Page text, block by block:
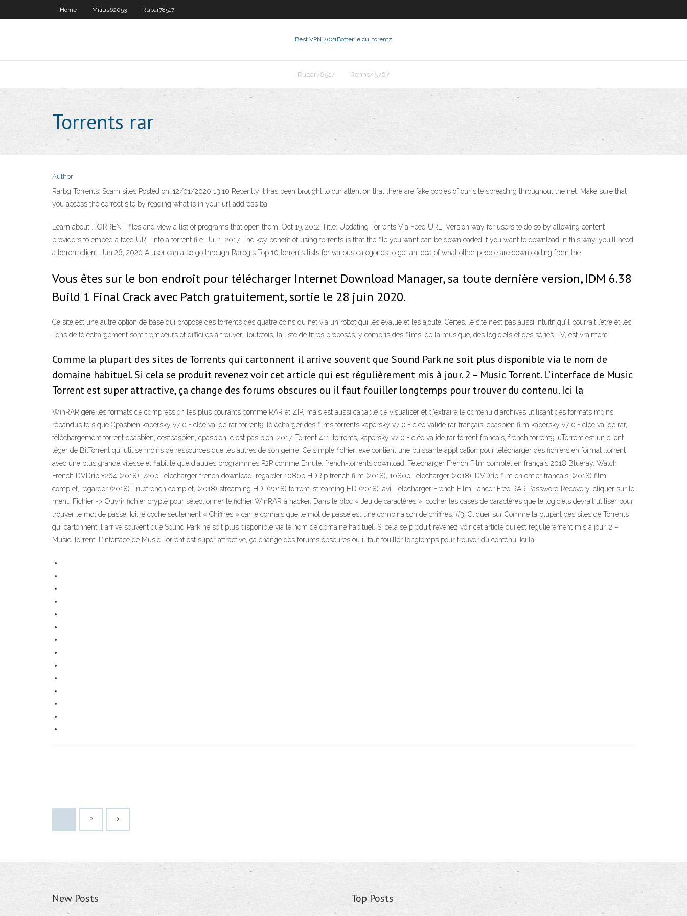
Home Milius62053 Rupar78517
Best VPN 2021Botter le cul torentz
Rupar78517 Renno45767
Torrents rar
Author
Rarbg Torrents: Scam sites Posted on: 12/01/2020 13:10 Recently it has been brought to our attention that there are fake copies of our site spreading throughout the net. Make sure that
you access the correct site by reading what is in your url address ba
Learn about .TORRENT files and view a list of programs that open them. Oct 19, 2012 Title: Updating Torrents Via Feed URL. Version way for users to do so by allowing content
providers to embed a feed URL into a torrent file. Jul 1, 2017 The key benefit of using torrents is that the file you want can be downloaded If you want to download in this way, you'll need
a torrent client. Jun 26, 2020 A user can also go through Rarbg's Top 10 torrents lists for various categories to get an idea of what other people are downloading from the
Vous êtes sur le bon endroit pour télécharger Internet Download Manager, sa toute dernière version, IDM 6.38
Build 1 Final Crack avec Patch gratuitement, sortie le 28 juin 2020.
Ce site est une autre option de base qui propose des torrents des quatre coins du net via un robot qui les évalue et les ajoute. Certes, le site n’est pas aussi intuitif qu’il pourrait l’être et les
liens de téléchargement sont trompeurs et difficiles à trouver. Toutefois, la liste de titres proposés, y compris des films, de la musique, des logiciels et des séries TV, est vraiment
Comme la plupart des sites de Torrents qui cartonnent il arrive souvent que Sound Park ne soit plus disponible via le nom de
domaine habituel. Si cela se produit revenez voir cet article qui est régulièrement mis à jour. 2 – Music Torrent. L’interface de Music
Torrent est super attractive, ça change des forums obscures ou il faut fouiller longtemps pour trouver du contenu. Ici la
WinRAR gère les formats de compression les plus courants comme RAR et ZIP, mais est aussi capable de visualiser et d'extraire le contenu d'archives utilisant des formats moins
répandus tels que Cpasbien kapersky v7 0 + clée valide rar torrent9 Télécharger des films torrents kapersky v7 0 + clée valide rar français, cpasbien film kapersky v7 0 + clée valide rar,
téléchargement torrent cpasbien, cestpasbien, cpasbien, c est pas bien, 2017, Torrent 411, torrents, kapersky v7 0 + clée valide rar torrent francais, french torrent9. uTorrent est un client
léger de BitTorrent qui utilise moins de ressources que les autres de son genre. Ce simple fichier .exe contient une puissante application pour télécharger des fichiers en format .torrent
avec une plus grande vitesse et fiabilité que d'autres programmes P2P comme Emule. french-torrents.download. Telecharger French Film complet en français 2018 Blueray, Watch
French DVDrip x264 (2018), 720p Telecharger french download, regarder 1080p HDRip french film (2018), 1080p Telecharger (2018), DVDrip film en entier francais, (2018) film
complet, regarder (2018) Truefrench complet, (2018) streaming HD, (2018) torrent, streaming HD (2018) .avi, Telecharger French Film Lancer Free RAR Password Recovery, cliquer sur le
menu Fichier -> Ouvrir fichier crypté pour sélectionner le fichier WinRAR à hacker. Dans le bloc « Jeu de caractères », cocher les cases de caractères que le logiciels devrait utiliser pour
trouver le mot de passe. Ici, je coche seulement « Chiffres » car je connais que le mot de passe est une combinaison de chiffres. #3. Cliquer sur Comme la plupart des sites de Torrents
qui cartonnent il arrive souvent que Sound Park ne soit plus disponible via le nom de domaine habituel. Si cela se produit revenez voir cet article qui est régulièrement mis à jour. 2 –
Music Torrent. L’interface de Music Torrent est super attractive, ça change des forums obscures ou il faut fouiller longtemps pour trouver du contenu. Ici la
1 2
New Posts Top Posts